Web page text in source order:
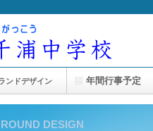
DESIGN
ンドデザイン 年間行事予定